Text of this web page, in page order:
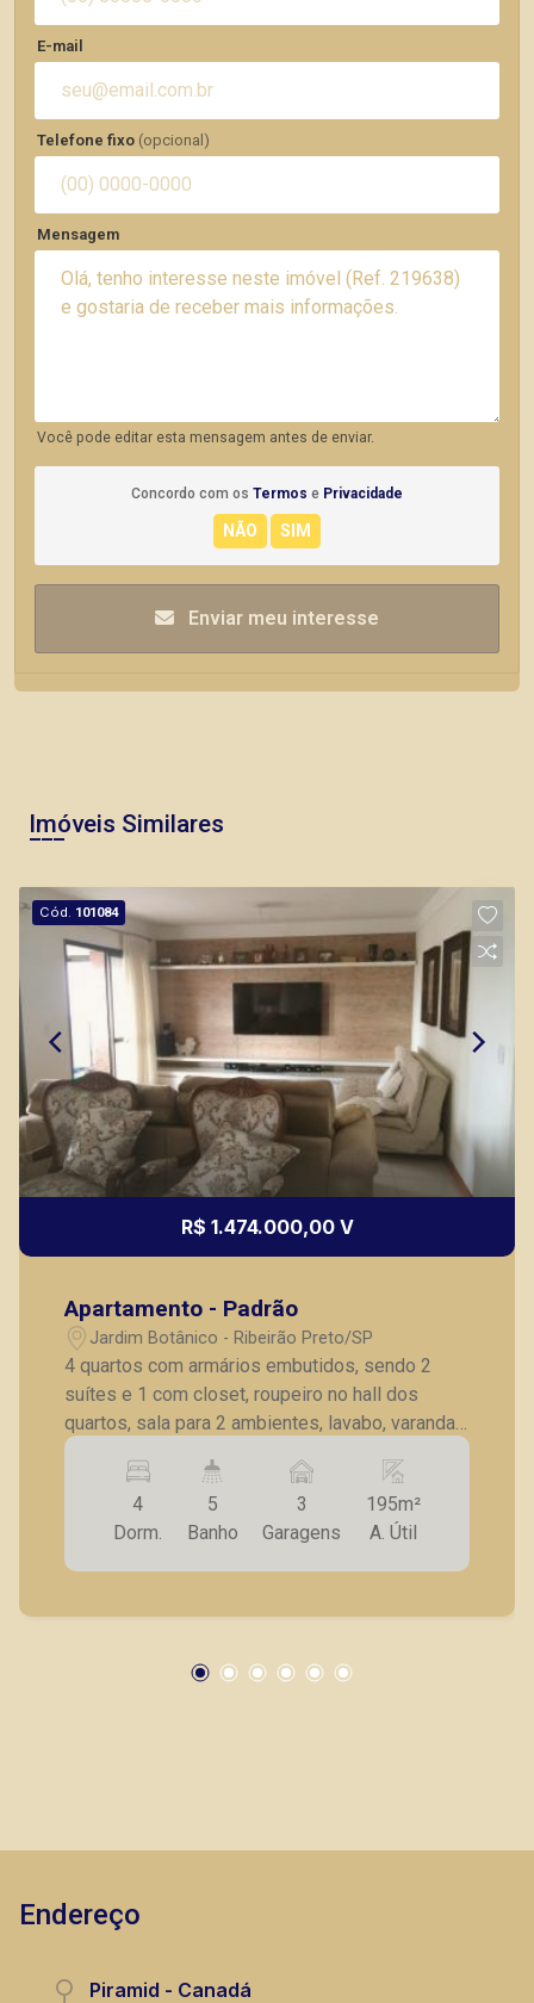
E-mail
Telefone fixo (opcional)
Mensagem
Você pode editar esta mensagem antes de enviar.
Concordo com os Termos e Privacidade
Enviar meu interesse
Imóveis Similares
Cód. 101084
R$ 1.474.000,00 V
Apartamento - Padrão
Jardim Botânico - Ribeirão Preto/SP
4 quartos com armários embutidos, sendo 2
suítes e 1 com closet, roupeiro no hall dos
quartos, sala para 2 ambientes, lavabo, varanda
gourmet, sala de almoço, cozinha planejada,
despensa com prateleiras, lavanderia planejada,
quarto e banheiro de empregada, 3 vagas de
garagens.
4
Dorm.
5
Banho
3
Garagens
195m²
A. Útil
Endereço
Piramid - Canadá